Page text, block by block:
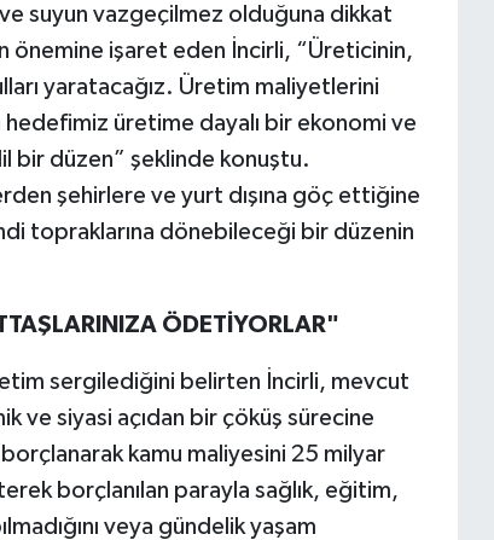
suyun vazgeçilmez olduğuna dikkat
işaret eden İncirli, “Üreticinin,
yaratacağız. Üretim maliyetlerini
üretime dayalı bir ekonomi ve
bir düzen” şeklinde konuştu.
şehirlere ve yurt dışına göç ettiğine
topraklarına dönebileceği bir düzenin
ÖDETİYORLAR"
sergilediğini belirten İncirli, mevcut
ve siyasi açıdan bir çöküş sürecine
kamu maliyesini 25 milyar
borçlanılan parayla sağlık, eğitim,
veya gündelik yaşam